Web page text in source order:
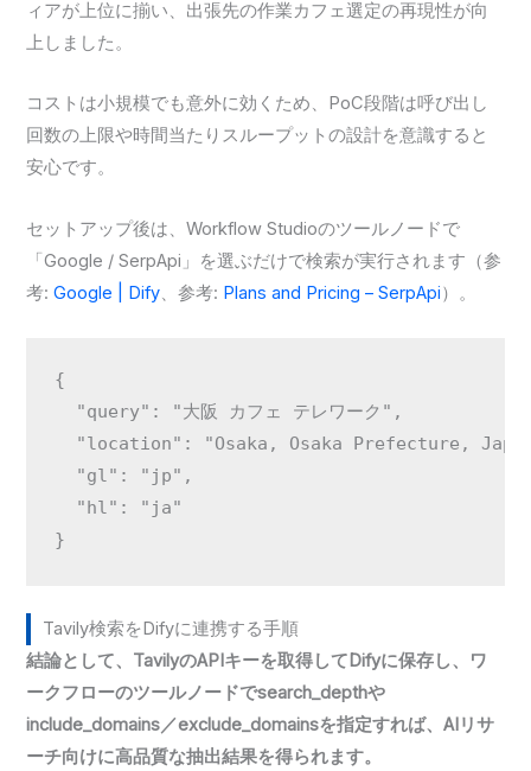
ィアが上位に揃い、出張先の作業カフェ選定の再現性が向
上しました。
コストは小規模でも意外に効くため、PoC段階は呼び出し
回数の上限や時間当たりスループットの設計を意識すると
安心です。
セットアップ後は、Workflow Studioのツールノードで
「Google / SerpApi」を選ぶだけで検索が実行されます（参
考:Google | Dify、参考: Plans and Pricing – SerpApi）。
{
  "query": "大阪 カフェ テレワーク",
"location": "Osaka, Osaka Prefecture,
  "gl": "jp",
  "hl": "ja"
}
Tavily検索をDifyに連携する手順
結論として、TavilyのAPIキーを取得してDifyに保存し、ワ
ークフローのツールノードでsearch_depthや
include_domains／exclude_domainsを指定すれば、AIリサ
ーチ向けに高品質な抽出結果を得られます。